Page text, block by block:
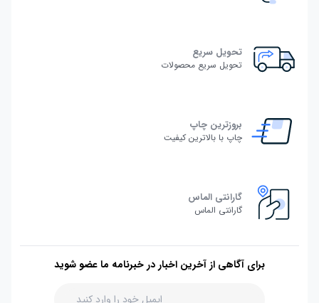
تحویل سریع
تحویل سریع محصولات
بروزترین چاپ
چاپ با بالاترین کیفیت
گارانتی الماس
گارانتی الماس
برای آگاهی از آخرین اخبار در خبرنامه ما عضو شوید